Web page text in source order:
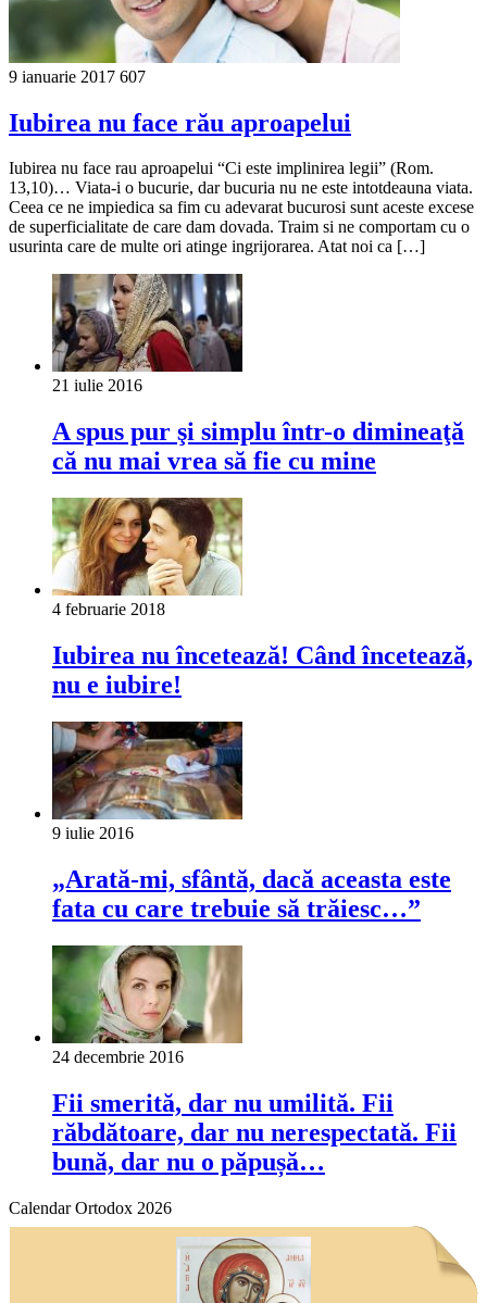
9 ianuarie 2017 607
Iubirea nu face rău aproapelui
Iubirea nu face rau aproapelui “Ci este implinirea legii” (Rom.
13,10)… Viata-i o bucurie, dar bucuria nu ne este intotdeauna viata.
Ceea ce ne impiedica sa fim cu adevarat bucurosi sunt aceste excese
de superficialitate de care dam dovada. Traim si ne comportam cu o
usurinta care de multe ori atinge ingrijorarea. Atat noi ca […]
21 iulie 2016
A spus pur şi simplu într-o dimineaţă
că nu mai vrea să fie cu mine
4 februarie 2018
Iubirea nu încetează! Când încetează,
nu e iubire!
9 iulie 2016
„Arată-mi, sfântă, dacă aceasta este
fata cu care trebuie să trăiesc…”
24 decembrie 2016
Fii smerită, dar nu umilită. Fii
răbdătoare, dar nu nerespectată. Fii
bună, dar nu o păpușă…
Calendar Ortodox 2026